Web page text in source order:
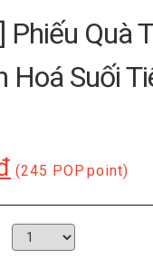
Phiếu Quà
Hoá Suối
(245 POP point)